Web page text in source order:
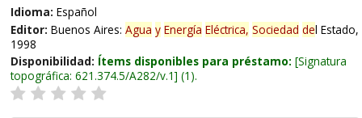
Idioma: Español
Editor: Buenos Aires: Agua y Energía Eléctrica, Sociedad del Estado,
1998
Disponibilidad: Ítems disponibles para préstamo: Signatura
topográfica: 621.374.5/A282/v.1 (1).